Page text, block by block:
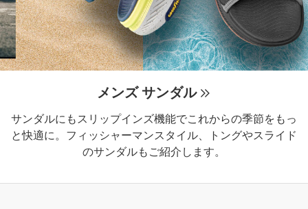
メンズ サンダル
サンダルにもスリップインズ機能でこれからの季節をもっ
と快適に。フィッシャーマンスタイル、トングやスライド
のサンダルもご紹介します。